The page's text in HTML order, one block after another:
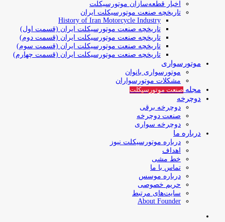
اخبار قطعه‌سازان موتورسیکلت
تاریخچه صنعت موتورسیکلت ایران
History of Iran Motorcycle Industry
تاریخچه صنعت موتورسیکلت ایران (قسمت اول)
تاریخچه صنعت موتورسیکلت ایران (قسمت دوم)
تاریخچه صنعت موتورسیکلت ایران (قسمت سوم)
تاریخچه صنعت موتورسیکلت ایران (قسمت چهارم)
موتورسواری
موتورسواری بانوان
مشکلات موتورسواران
مجله صنعت موتورسیکلت
دوچرخه
دوچرخه برقی
صنعت دوچرخه
دوچرخه سواری
درباره ما
درباره موتورسیکلت نیوز
اهداف
خط مشی
تماس با ما
درباره موسس
حریم خصوصی
سایت‌های مرتبط
About Founder